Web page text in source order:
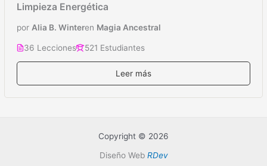
Limpieza Energética
por Alia B. Winteren Magia Ancestral
36 Lecciones 521 Estudiantes
Leer más
Copyright © 2026
Diseño Web RDev